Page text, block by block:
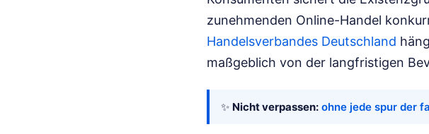
zunehmenden Online-Handel
Handelsverbandes Deutschland
maßgeblich von der langfristigen
✨ Nicht verpassen: ohne jede spur der